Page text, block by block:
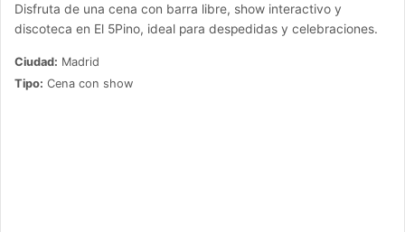
Disfruta de una cena con barra libre, show interactivo y
discoteca en El 5Pino, ideal para despedidas y celebraciones.
Ciudad: Madrid
Tipo: Cena con show